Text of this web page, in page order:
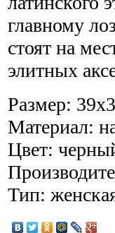
главному
стоят на
элитных
Размер:
Материал:
Цвет:
Тип: